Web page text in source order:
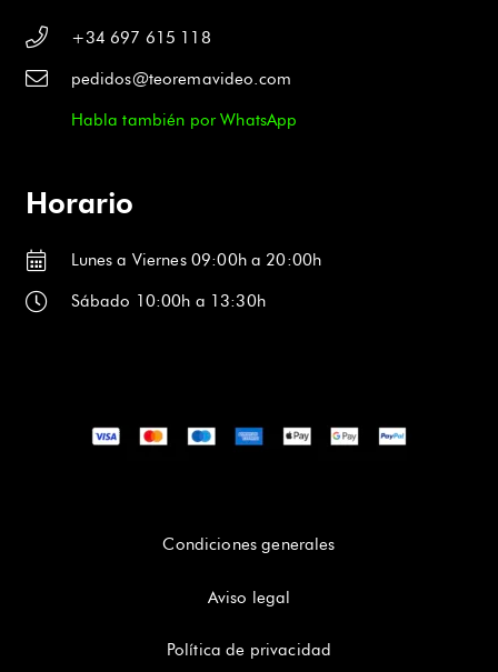
+34 697 615 118
pedidos@teoremavideo.com
Habla también por WhatsApp
Horario
Lunes a Viernes 09:00h a 20:00h
Sábado 10:00h a 13:30h
Condiciones generales
Aviso legal
Política de privacidad